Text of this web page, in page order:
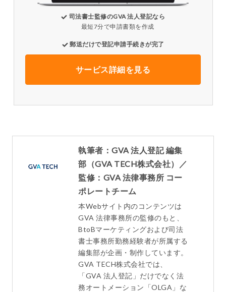
司法書士監修のGVA 法人登記なら
最短7分で申請書類を作成
郵送だけで登記申請手続きが完了
サービス詳細を見る
執筆者：GVA 法人登記 編集
部（GVA TECH株式会社）／
監修：GVA 法律事務所 コー
ポレートチーム
本Webサイト内のコンテンツは
GVA 法律事務所の監修のもと、
BtoBマーケティングおよび司法
書士事務所勤務経験者が所属する
編集部が企画・制作しています。
GVA TECH株式会社では、
「GVA 法人登記」だけでなく法
務オートメーション「OLGA」な